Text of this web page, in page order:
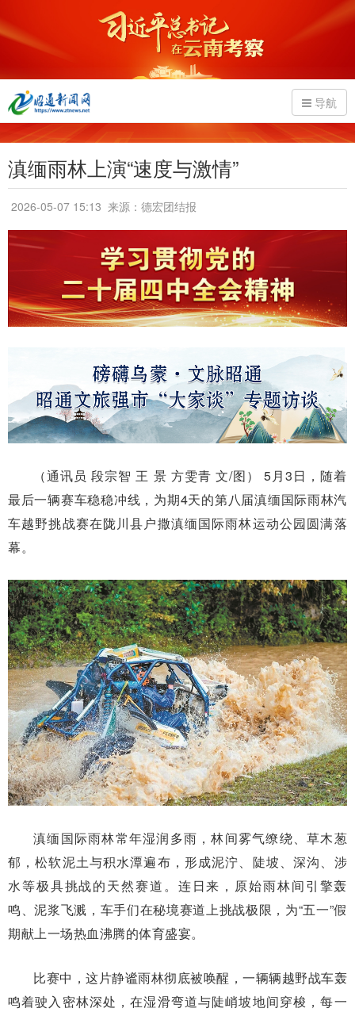
导航
滇缅雨林上演“速度与激情”
2026-05-07 15:13 来源：德宏团结报
（通讯员 段宗智 王 景 方雯青 文/图） 5月3日，随着
最后一辆赛车稳稳冲线，为期4天的第八届滇缅国际雨林汽
车越野挑战赛在陇川县户撒滇缅国际雨林运动公园圆满落
幕。
滇缅国际雨林常年湿润多雨，林间雾气缭绕、草木葱
郁，松软泥土与积水潭遍布，形成泥泞、陡坡、深沟、涉
水等极具挑战的天然赛道。连日来，原始雨林间引擎轰
鸣、泥浆飞溅，车手们在秘境赛道上挑战极限，为“五一”假
期献上一场热血沸腾的体育盛宴。
比赛中，这片静谧雨林彻底被唤醒，一辆辆越野战车轰
鸣着驶入密林深处，在湿滑弯道与陡峭坡地间穿梭，每一